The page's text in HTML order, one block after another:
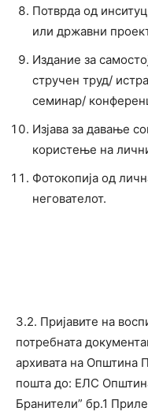
Потврда од
или државни
Издание за
стручен труд/
семинар/
Изјава за давање
користење на
Фотокопија од
негователот.
3.2. Пријавите на
потребната
архивата на Општина
пошта до: ЕЛС
Бранители” бр.1